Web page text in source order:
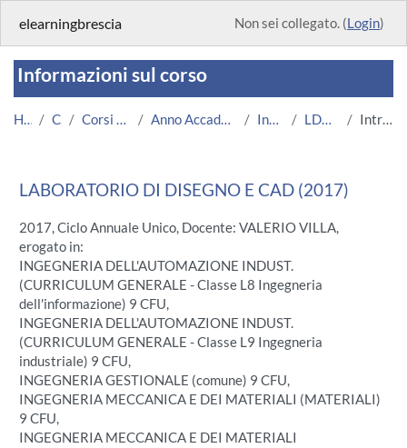
elearningbrescia Non sei collegato. (Login)
Informazioni sul corso
Home Corsi Corsi Istituzionali Anno Accademico 2017/2018 Ingegneria LDCAD 2017 Introduzione
LABORATORIO DI DISEGNO E CAD (2017)
2017, Ciclo Annuale Unico, Docente: VALERIO VILLA,
erogato in:
INGEGNERIA DELL'AUTOMAZIONE INDUST.
(CURRICULUM GENERALE - Classe L8 Ingegneria
dell'informazione) 9 CFU,
INGEGNERIA DELL'AUTOMAZIONE INDUST.
(CURRICULUM GENERALE - Classe L9 Ingegneria
industriale) 9 CFU,
INGEGNERIA GESTIONALE (comune) 9 CFU,
INGEGNERIA MECCANICA E DEI MATERIALI (MATERIALI)
9 CFU,
INGEGNERIA MECCANICA E DEI MATERIALI